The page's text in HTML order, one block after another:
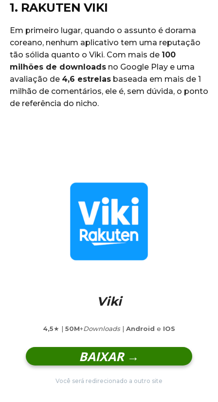
1. RAKUTEN VIKI
Em primeiro lugar, quando o assunto é dorama
coreano, nenhum aplicativo tem uma reputação
tão sólida quanto o Viki. Com mais de 100
milhões de downloads no Google Play e uma
avaliação de 4,6 estrelas baseada em mais de 1
milhão de comentários, ele é, sem dúvida, o ponto
de referência do nicho.
Viki
4,5★ | 50M+Downloads| Android e IOS
BAIXAR →
Você será redirecionado a outro site